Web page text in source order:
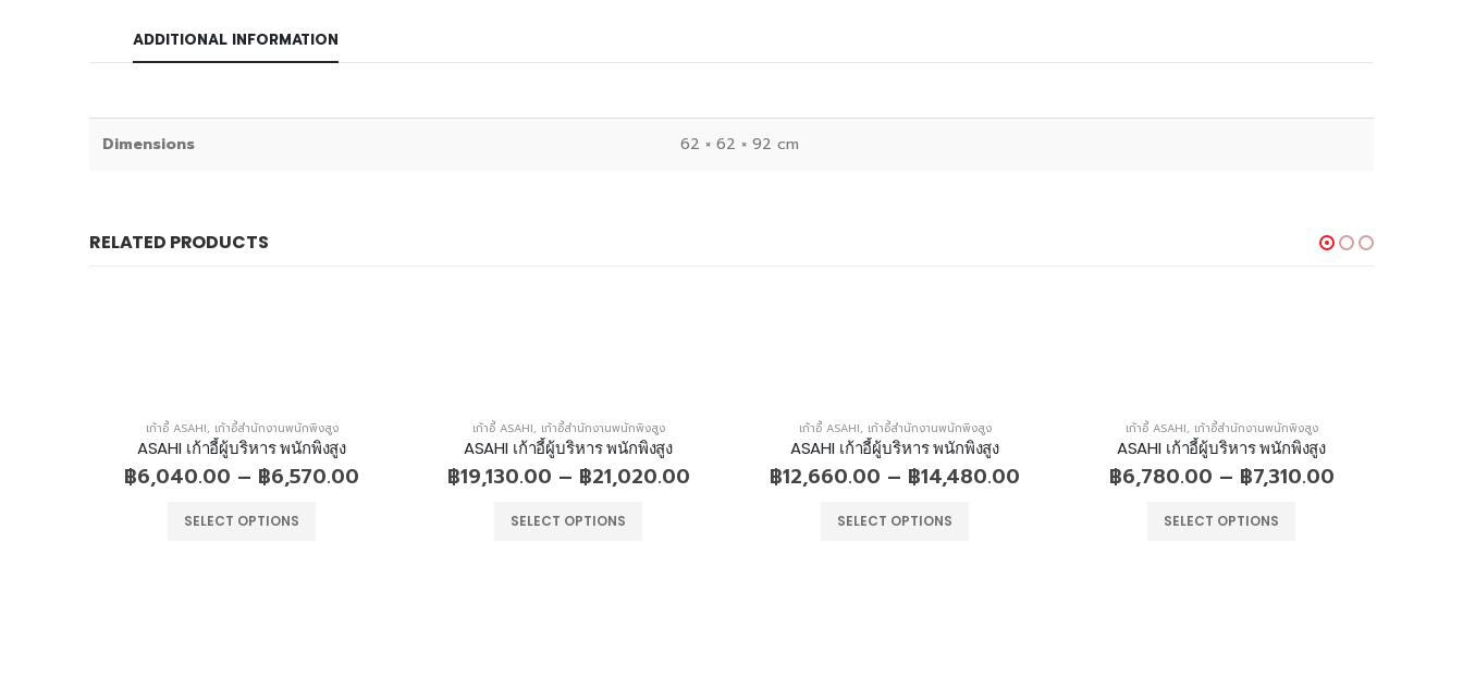
ADDITIONAL INFORMATION
Dimensions 62 × 62 × 92 cm
RELATED PRODUCTS
เก้าอี้ ASAHI, เก้าอี้สำนักงานพนักพิงสูง
ASAHI เก้าอี้ผู้บริหาร พนักพิงสูง
฿6,040.00 – ฿6,570.00
SELECT OPTIONS
เก้าอี้ ASAHI, เก้าอี้สำนักงานพนักพิงสูง
ASAHI เก้าอี้ผู้บริหาร พนักพิงสูง
฿19,130.00 – ฿21,020.00
SELECT OPTIONS
เก้าอี้ ASAHI, เก้าอี้สำนักงานพนักพิงสูง
ASAHI เก้าอี้ผู้บริหาร พนักพิงสูง
฿12,660.00 – ฿14,480.00
SELECT OPTIONS
เก้าอี้ ASAHI, เก้าอี้สำนักงานพนักพิงสูง
ASAHI เก้าอี้ผู้บริหาร พนักพิงสูง
฿6,780.00 – ฿7,310.00
SELECT OPTIONS